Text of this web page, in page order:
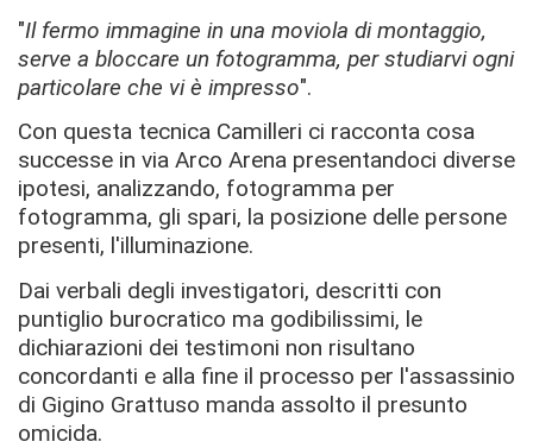
"Il fermo immagine in una moviola di montaggio,
serve a bloccare un fotogramma, per studiarvi ogni
particolare che vi è impresso".
Con questa tecnica Camilleri ci racconta cosa
successe in via Arco Arena presentandoci diverse
ipotesi, analizzando, fotogramma per
fotogramma, gli spari, la posizione delle persone
presenti, l'illuminazione.
Dai verbali degli investigatori, descritti con
puntiglio burocratico ma godibilissimi, le
dichiarazioni dei testimoni non risultano
concordanti e alla fine il processo per l'assassinio
di Gigino Grattuso manda assolto il presunto
omicida.